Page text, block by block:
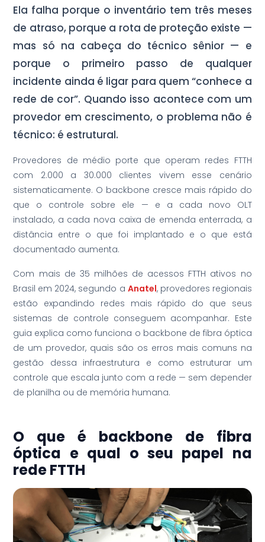
Ela falha porque o inventário tem três meses
de atraso, porque a rota de proteção existe —
mas só na cabeça do técnico sênior — e
porque o primeiro passo de qualquer
incidente ainda é ligar para quem “conhece a
rede de cor”. Quando isso acontece com um
provedor em crescimento, o problema não é
técnico: é estrutural.
Provedores de médio porte que operam redes FTTH
com 2.000 a 30.000 clientes vivem esse cenário
sistematicamente. O backbone cresce mais rápido do
que o controle sobre ele — e a cada novo OLT
instalado, a cada nova caixa de emenda enterrada, a
distância entre o que foi implantado e o que está
documentado aumenta.
Com mais de 35 milhões de acessos FTTH ativos no
Brasil em 2024, segundo a Anatel, provedores regionais
estão expandindo redes mais rápido do que seus
sistemas de controle conseguem acompanhar. Este
guia explica como funciona o backbone de fibra óptica
de um provedor, quais são os erros mais comuns na
gestão dessa infraestrutura e como estruturar um
controle que escala junto com a rede — sem depender
de planilha ou de memória humana.
O que é backbone de fibra
óptica e qual o seu papel na
rede FTTH